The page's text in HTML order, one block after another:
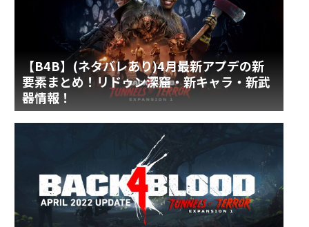
【B4B】(ネタバレあり)4月最新アプデの新
要素まとめ！リドゥン深窟・新キャラ・新武
器情報！